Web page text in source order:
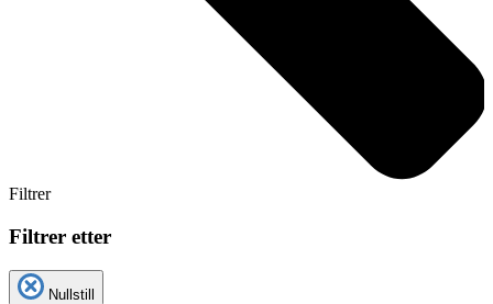
Filtrer
Filtrer etter
Nullstill